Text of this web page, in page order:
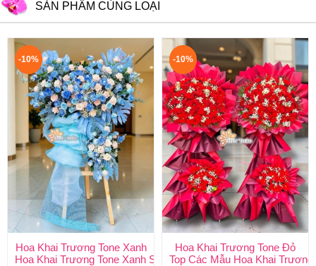
SẢN PHẨM CÙNG LOẠI
-10%
Hoa Khai Trương Tone Xanh
Hoa Khai Trương Tone Xanh Sang Trọng, Độc Đáo | Shop Hoa
-10%
Hoa Khai Trương Tone Đỏ
Top Các Mẫu Hoa Khai